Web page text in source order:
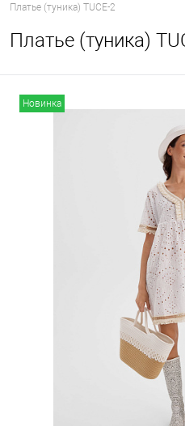
Платье (туника) TUCE-2
Платье (туника)
Новинка